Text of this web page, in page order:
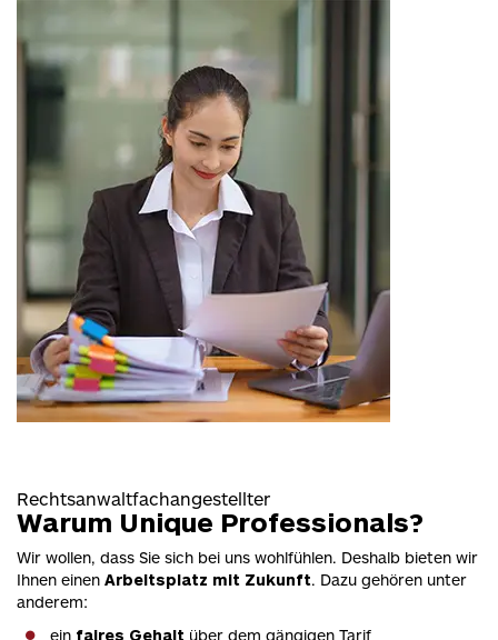
Rechtsanwaltfachangestellter
Warum Unique Professionals?
Wir wollen, dass Sie sich bei uns wohlfühlen. Deshalb bieten wir
Ihnen einen Arbeitsplatz mit Zukunft. Dazu gehören unter
anderem:
ein faires Gehalt über dem gängigen Tarif